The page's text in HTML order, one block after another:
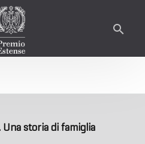
Una storia di famiglia